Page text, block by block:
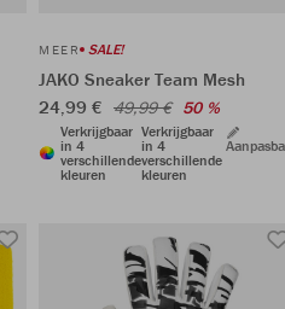
MEER SALE!
JAKO Sneaker Team Mesh
24,99 € 49,99 € 50 %
Verkrijgbaar
in 4
verschillende
kleuren
Verkrijgbaar
in 4
verschillende
kleuren